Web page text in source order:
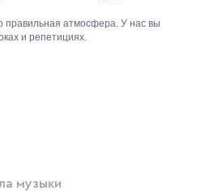
правильная атмосфера. У нас вы
и репетициях.
музыки